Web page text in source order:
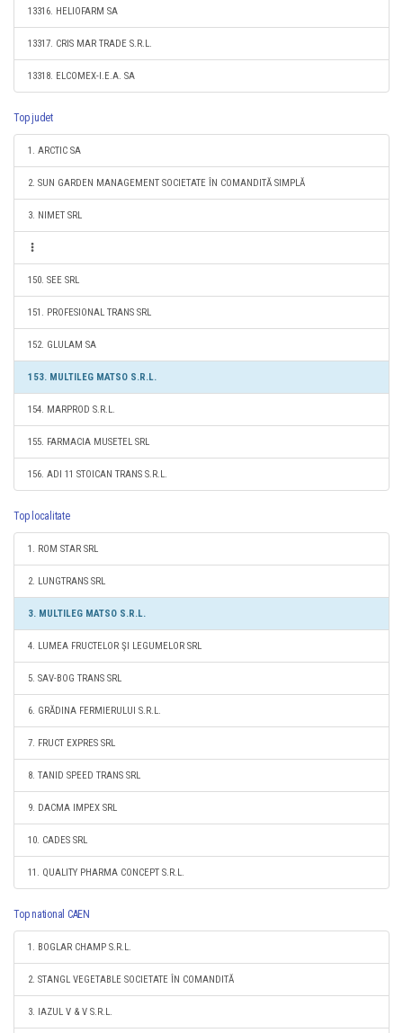
13316. HELIOFARM SA
13317. CRIS MAR TRADE S.R.L.
13318. ELCOMEX-I.E.A. SA
Top judet
1. ARCTIC SA
2. SUN GARDEN MANAGEMENT SOCIETATE ÎN COMANDITĂ SIMPLĂ
3. NIMET SRL
150. SEE SRL
151. PROFESIONAL TRANS SRL
152. GLULAM SA
153. MULTILEG MATSO S.R.L.
154. MARPROD S.R.L.
155. FARMACIA MUSETEL SRL
156. ADI 11 STOICAN TRANS S.R.L.
Top localitate
1. ROM STAR SRL
2. LUNGTRANS SRL
3. MULTILEG MATSO S.R.L.
4. LUMEA FRUCTELOR ŞI LEGUMELOR SRL
5. SAV-BOG TRANS SRL
6. GRĂDINA FERMIERULUI S.R.L.
7. FRUCT EXPRES SRL
8. TANID SPEED TRANS SRL
9. DACMA IMPEX SRL
10. CADES SRL
11. QUALITY PHARMA CONCEPT S.R.L.
Top national CAEN
1. BOGLAR CHAMP S.R.L.
2. STANGL VEGETABLE SOCIETATE ÎN COMANDITĂ
3. IAZUL V & V S.R.L.